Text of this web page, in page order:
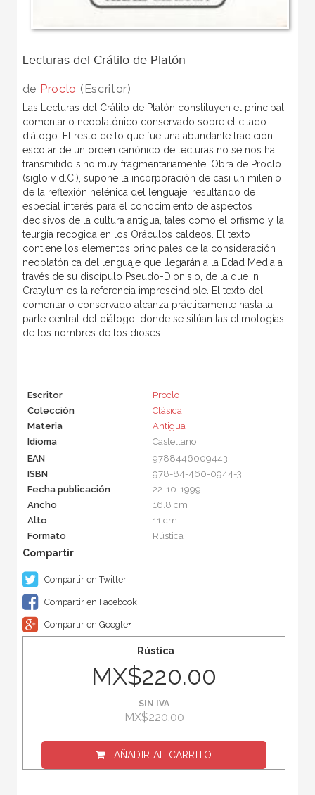
Lecturas del Crátilo de Platón
de Proclo (Escritor)
Las Lecturas del Crátilo de Platón constituyen el principal
comentario neoplatónico conservado sobre el citado
diálogo. El resto de lo que fue una abundante tradición
escolar de un orden canónico de lecturas no se nos ha
transmitido sino muy fragmentariamente. Obra de Proclo
(siglo v d.C.), supone la incorporación de casi un milenio
de la reflexión helénica del lenguaje, resultando de
especial interés para el conocimiento de aspectos
decisivos de la cultura antigua, tales como el orfismo y la
teurgia recogida en los Oráculos caldeos. El texto
contiene los elementos principales de la consideración
neoplatónica del lenguaje que llegarán a la Edad Media a
través de su discípulo Pseudo-Dionisio, de la que In
Cratylum es la referencia imprescindible. El texto del
comentario conservado alcanza prácticamente hasta la
parte central del diálogo, donde se sitúan las etimologías
de los nombres de los dioses.
Escritor
Proclo
Colección
Clásica
Materia
Antigua
Idioma
Castellano
EAN
9788446009443
ISBN
978-84-460-0944-3
Fecha publicación
22-10-1999
Ancho
16.8 cm
Alto
11 cm
Formato
Rústica
Compartir en Twitter
Compartir en Facebook
Compartir en Google+
Rústica
MX$220.00
SIN IVA
MX$220.00
AÑADIR AL CARRITO